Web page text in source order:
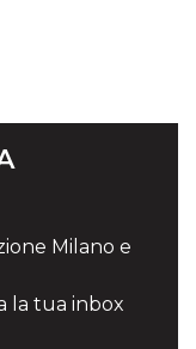
Milano e
la tua inbox